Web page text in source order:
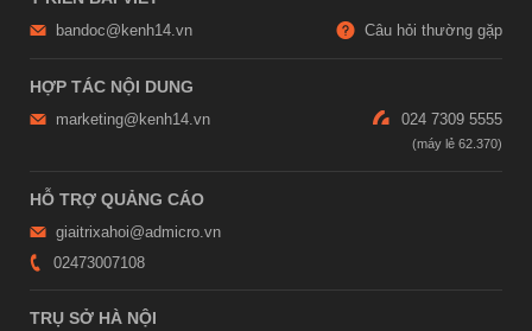
bandoc@kenh14.vn Câu hỏi thường gặp
HỢP TÁC NỘI DUNG
marketing@kenh14.vn 024 7309 5555
HỖ TRỢ QUẢNG CÁO
giaitrixahoi@admicro.vn
02473007108
TRỤ SỞ HÀ NỘI